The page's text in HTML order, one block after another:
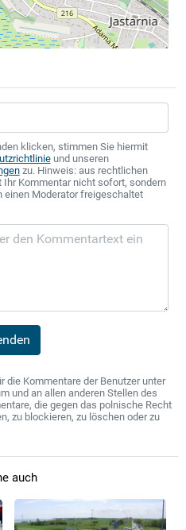
klicken, stimmen Sie hiermit
und unseren
zu. Hinweis: aus rechtlichen
Ihr Kommentar nicht sofort, sondern
einen Moderator freigeschaltet
die Kommentare der Benutzer unter
und an allen anderen Stellen des
die gegen das polnische Recht
zu blockieren, zu löschen oder zu
auch